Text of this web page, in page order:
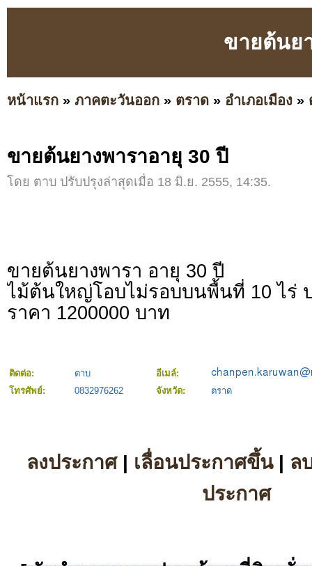
ขายต้นย
หน้าแรก » ภาคตะวันออก » ตราด » อำเภอเมือง »
ขายต้นยางพาราอายุ 30 ปี
โดย ตาบ ปรับปรุงล่าสุดเมื่อ 18 มิ.ย. 2555, 14:35.
ขายต้นยางพารา อายุ 30 ปี
ไม้ต้นใหญ่โอบไม่รอบบนพื้นที่ 10 ไร่
ราคา 1200000 บาท
ติดต่อ: ตาบ
อีเมล์:
โทรศัพย์:
0832976262 จังหวัด: ตราด
ลงประกาศ| เลื่อนประกาศขึ้น| ล
ประกาศ